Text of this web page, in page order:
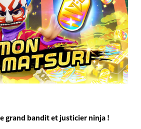
Qu'est-ce que Ninjala ?
Qu'est-ce que Ninjala ?
Jouer au jeu
Ninja-gum
Arènes
Saison en cours
Nouveautés
Vidéos
grand bandit et justicier ninja !